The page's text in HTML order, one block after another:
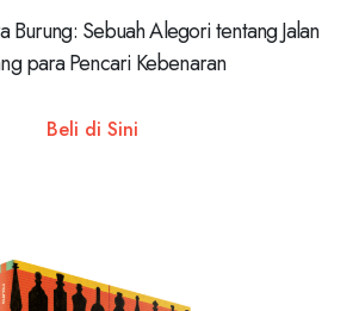
Burung: Sebuah Alegori tentang Jalan
para Pencari Kebenaran
Beli di Sini